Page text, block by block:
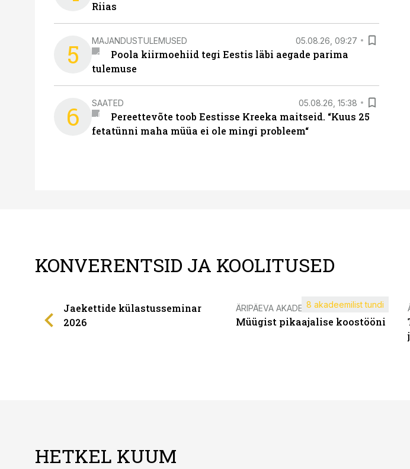
Riias
5 MAJANDUSTULEMUSED 05.08.26, 09:27
Poola kiirmoehiid tegi Eestis läbi aegade parima
tulemuse
6 SAATED 05.08.26, 15:38
Pereettevõte toob Eestisse Kreeka maitseid. “Kuus 25
fetatünni maha müüa ei ole mingi probleem“
KONVERENTSID JA KOOLITUSED
Jaekettide külastusseminar
2026
ÄRIPÄEVA AKADEEMIA
Müügist pikaajalise koostööni
8 akadeemilist tundi
HETKEL KUUM